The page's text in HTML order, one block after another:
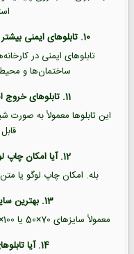
10. تابلوهای ایمنی بیشتر در چه مکان‌هایی استفاده می‌شوند؟
تابلوهای ایمنی در
ساختمان‌ها و
11. تابلوهای خروج اضطراری چه ویژگی‌هایی دارند؟
این تابلوها معمولاً به صورت
12. آیا امکان چاپ لوگو روی تابلو ایمنی وجود دارد؟
بله. امکان چاپ لوگو یا
13. بهترین سایز تابلو برای سوله چیست؟
معمولاً سایزهای 70×50 یا 100×70 برای سوله و کارخانه مناسب‌تر هستند.
14. آیا تابلوهای ایمنی ضد آب هستند؟